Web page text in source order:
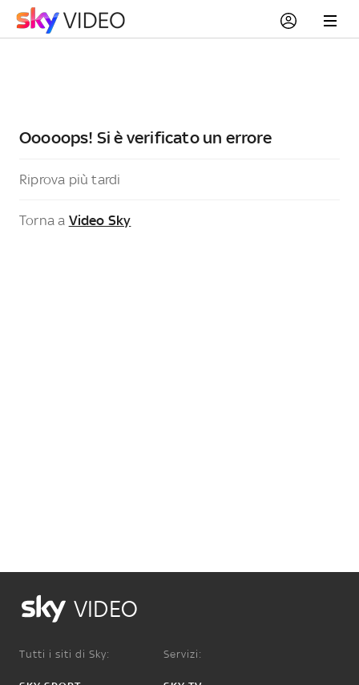
Ooooops! Si è verificato un errore
Riprova più tardi
Torna a Video Sky
VIDEO
Tutti i siti di Sky: Servizi: